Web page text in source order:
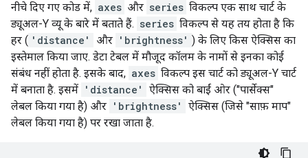
नीचे दिए गए कोड में, axes और series विकल्प एक साथ चार्ट के
ड्यूअल-Y व्यू के बारे में बताते हैं. series विकल्प से यह तय होता है कि
हर ( 'distance' और 'brightness' ) के लिए किस ऐक्सिस का
इस्तेमाल किया जाए. डेटा टेबल में मौजूद कॉलम के नामों से इनका कोई
संबंध नहीं होता है. इसके बाद, axes विकल्प इस चार्ट को ड्यूअल-Y चार्ट
में बनाता है. इसमें 'distance'
ऐक्सिस को बाईं ओर ("पार्सेक्स"
लेबल किया गया है) और 'brightness'
ऐक्सिस (जिसे "साफ़ माप"
लेबल किया गया है) पर रखा जाता है.